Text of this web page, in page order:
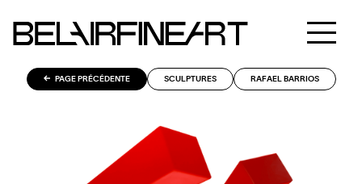
PAGE PRÉCÉDENTE SCULPTURES RAFAEL BARRIOS